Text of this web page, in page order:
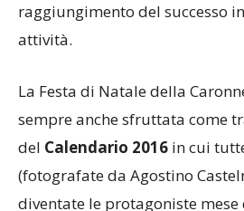
alle squadre che compongono
raggiungimento del successo
La Festa di Natale della
sempre anche sfruttata come
delCalendario 2016in cui